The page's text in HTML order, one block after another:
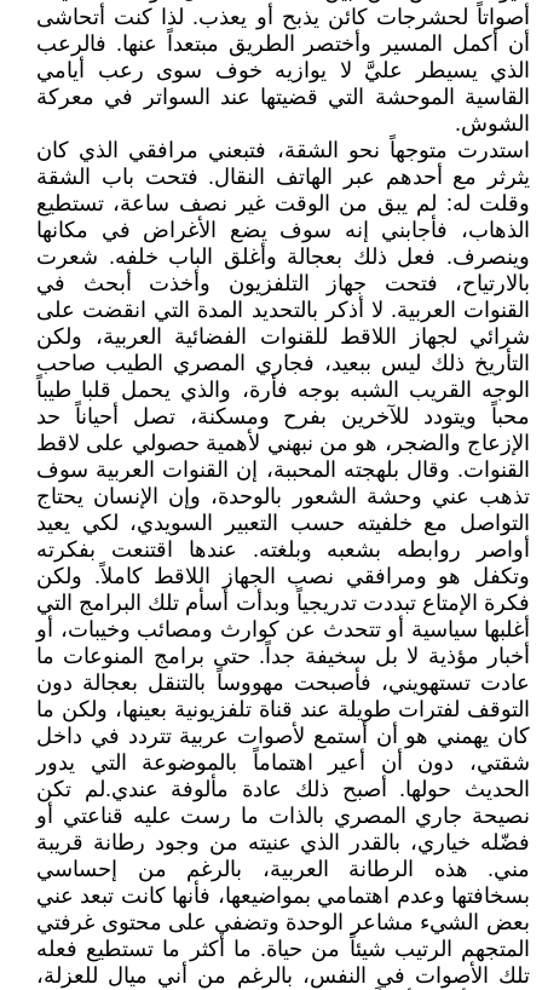
أصواتاً لحشرجات كائن يذبح أو يعذب. لذا كنت أتحاشى
أن أكمل المسير وأختصر الطريق مبتعداً عنها. فالرعب
الذي يسيطر عليَّ لا يوازيه خوف سوى رعب أيامي
القاسية الموحشة التي قضيتها عند السواتر في معركة
الشوش.
استدرت متوجهاً نحو الشقة، فتبعني مرافقي الذي كان
يثرثر مع أحدهم عبر الهاتف النقال. فتحت باب الشقة
وقلت له: لم يبق من الوقت غير نصف ساعة، تستطيع
الذهاب، فأجابني إنه سوف يضع الأغراض في مكانها
وينصرف. فعل ذلك بعجالة وأغلق الباب خلفه. شعرت
بالارتياح، فتحت جهاز التلفزيون وأخذت أبحث في
القنوات العربية. لا أذكر بالتحديد المدة التي انقضت على
شرائي لجهاز اللاقط للقنوات الفضائية العربية، ولكن
التأريخ ذلك ليس ببعيد، فجاري المصري الطيب صاحب
الوجه القريب الشبه بوجه فأرة، والذي يحمل قلبا طيباً
محباً ويتودد للآخرين بفرح ومسكنة، تصل أحياناً حد
الإزعاج والضجر، هو من نبهني لأهمية حصولي على لاقط
القنوات. وقال بلهجته المحببة، إن القنوات العربية سوف
تذهب عني وحشة الشعور بالوحدة، وإن الإنسان يحتاج
التواصل مع خلفيته حسب التعبير السويدي، لكي يعيد
أواصر روابطه بشعبه وبلغته. عندها اقتنعت بفكرته
وتكفل هو ومرافقي نصب الجهاز اللاقط كاملاً. ولكن
فكرة الإمتاع تبددت تدريجياً وبدأت أسأم تلك البرامج التي
أغلبها سياسية أو تتحدث عن كوارث ومصائب وخيبات، أو
أخبار مؤذية لا بل سخيفة جداً. حتى برامج المنوعات ما
عادت تستهويني، فأصبحت مهووساً بالتنقل بعجالة دون
التوقف لفترات طويلة عند قناة تلفزيونية بعينها، ولكن ما
كان يهمني هو أن أستمع لأصوات عربية تتردد في داخل
شقتي، دون أن أعير اهتماماً بالموضوعة التي يدور
الحديث حولها. أصبح ذلك عادة مألوفة عندي.لم تكن
نصيحة جاري المصري بالذات ما رست عليه قناعتي أو
فضّله خياري، بالقدر الذي عنيته من وجود رطانة قريبة
مني. هذه الرطانة العربية، بالرغم من إحساسي
بسخافتها وعدم اهتمامي بمواضيعها، فأنها كانت تبعد عني
بعض الشيء مشاعر الوحدة وتضفي على محتوى غرفتي
المتجهم الرتيب شيئاً من حياة. ما أكثر ما تستطيع فعله
تلك الأصوات في النفس، بالرغم من أني ميال للعزلة،